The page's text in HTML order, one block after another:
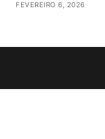
FEVEREIRO 6, 2026